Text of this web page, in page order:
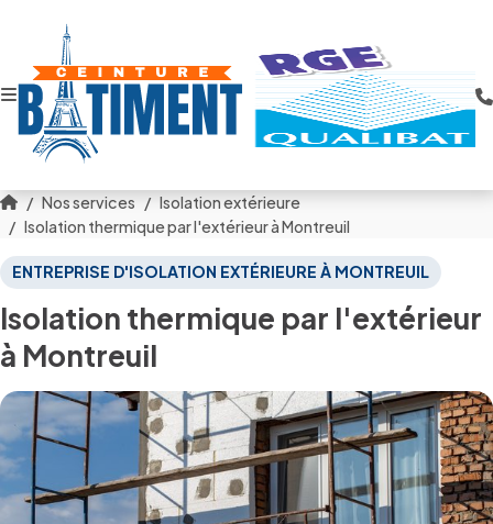
Nos services
Isolation extérieure
Isolation thermique par l'extérieur à Montreuil
Isolation thermique par l'extérieur
à Montreuil
ENTREPRISE D'ISOLATION EXTÉRIEURE À MONTREUIL